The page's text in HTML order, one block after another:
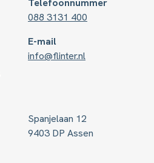
Telefoonnummer
088 3131 400
E-mail
info@flinter.nl
Spanjelaan 12
9403 DP Assen